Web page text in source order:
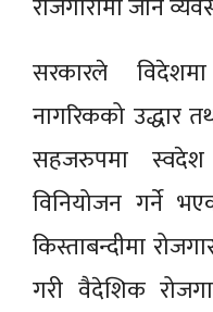
सरकारले
नागरिकको उद्धार
सहजरुपमा
विनियोजन गर्ने
किस्ताबन्दीमा
गरी वैदेशिक